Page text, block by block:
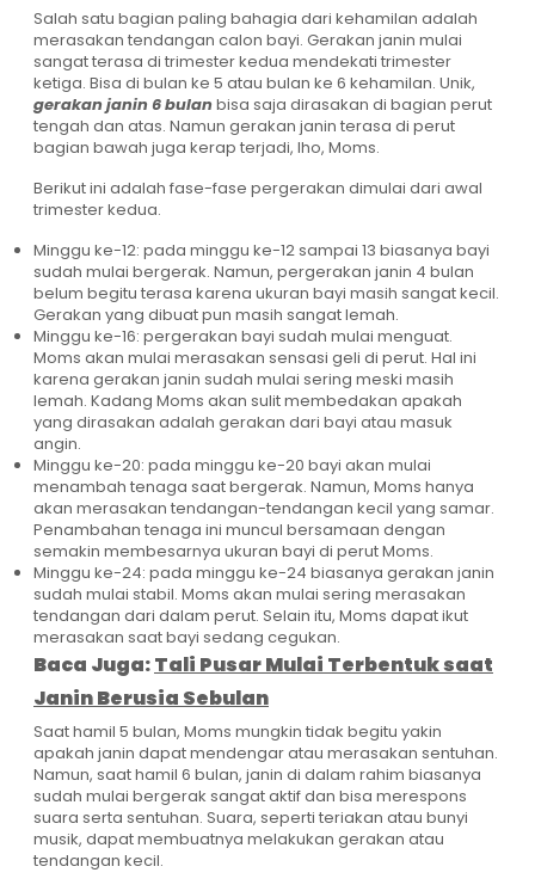
Salah satu bagian paling bahagia dari kehamilan adalah
merasakan tendangan calon bayi. Gerakan janin mulai
sangat terasa di trimester kedua mendekati trimester
ketiga. Bisa di bulan ke 5 atau bulan ke 6 kehamilan. Unik,
gerakan janin 6 bulanbisa saja dirasakan di bagian perut
tengah dan atas. Namun gerakan janin terasa di perut
bagian bawah juga kerap terjadi, lho, Moms.
Berikut ini adalah fase-fase pergerakan dimulai dari awal
trimester kedua.
Minggu ke-12: pada minggu ke-12 sampai 13 biasanya bayi
sudah mulai bergerak. Namun, pergerakan janin 4 bulan
belum begitu terasa karena ukuran bayi masih sangat kecil.
Gerakan yang dibuat pun masih sangat lemah.
Minggu ke-16: pergerakan bayi sudah mulai menguat.
Moms akan mulai merasakan sensasi geli di perut. Hal ini
karena gerakan janin sudah mulai sering meski masih
lemah. Kadang Moms akan sulit membedakan apakah
yang dirasakan adalah gerakan dari bayi atau masuk
angin.
Minggu ke-20: pada minggu ke-20 bayi akan mulai
menambah tenaga saat bergerak. Namun, Moms hanya
akan merasakan tendangan-tendangan kecil yang samar.
Penambahan tenaga ini muncul bersamaan dengan
semakin membesarnya ukuran bayi di perut Moms.
Minggu ke-24: pada minggu ke-24 biasanya gerakan janin
sudah mulai stabil. Moms akan mulai sering merasakan
tendangan dari dalam perut. Selain itu, Moms dapat ikut
merasakan saat bayi sedang cegukan.
Baca Juga:Tali Pusar Mulai Terbentuk saat
Janin Berusia Sebulan
Saat hamil 5 bulan, Moms mungkin tidak begitu yakin
apakah janin dapat mendengar atau merasakan sentuhan.
Namun, saat hamil 6 bulan, janin di dalam rahim biasanya
sudah mulai bergerak sangat aktif dan bisa merespons
suara serta sentuhan. Suara, seperti teriakan atau bunyi
musik, dapat membuatnya melakukan gerakan atau
tendangan kecil.